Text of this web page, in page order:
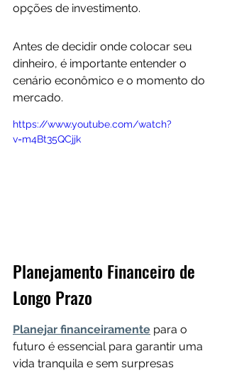
opções de investimento.
Antes de decidir onde colocar seu
dinheiro, é importante entender o
cenário econômico e o momento do
mercado.
https://www.youtube.com/watch?
v=m4Bt35QCjjk
Planejamento Financeiro de
Longo Prazo
Planejar financeiramente para o
futuro é essencial para garantir uma
vida tranquila e sem surpresas